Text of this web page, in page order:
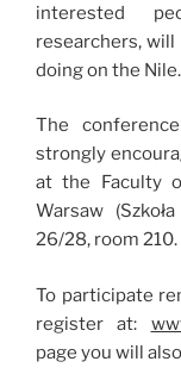
interested
researchers,
doing on the Nile.
The
strongly
at the Faculty
Warsaw
26/28, room 210.
To participate
register at:
page you will